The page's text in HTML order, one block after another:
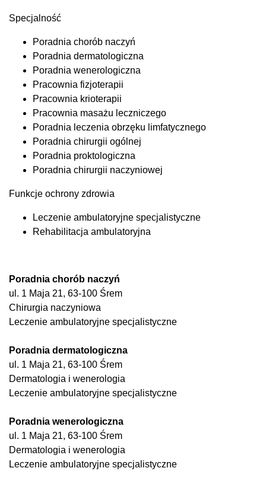
Specjalność
Poradnia chorób naczyń
Poradnia dermatologiczna
Poradnia wenerologiczna
Pracownia fizjoterapii
Pracownia krioterapii
Pracownia masażu leczniczego
Poradnia leczenia obrzęku limfatycznego
Poradnia chirurgii ogólnej
Poradnia proktologiczna
Poradnia chirurgii naczyniowej
Funkcje ochrony zdrowia
Leczenie ambulatoryjne specjalistyczne
Rehabilitacja ambulatoryjna
Poradnia chorób naczyń
ul. 1 Maja 21, 63-100 Śrem
Chirurgia naczyniowa
Leczenie ambulatoryjne specjalistyczne
Poradnia dermatologiczna
ul. 1 Maja 21, 63-100 Śrem
Dermatologia i wenerologia
Leczenie ambulatoryjne specjalistyczne
Poradnia wenerologiczna
ul. 1 Maja 21, 63-100 Śrem
Dermatologia i wenerologia
Leczenie ambulatoryjne specjalistyczne